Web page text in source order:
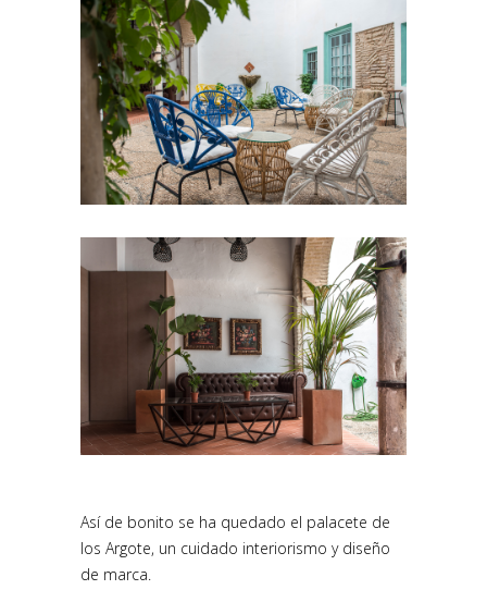
Así de bonito se ha quedado el palacete de
los Argote, un cuidado interiorismo y diseño
de marca.